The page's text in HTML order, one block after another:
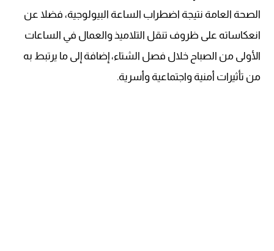
الصحة العامة نتيجة اضطراب الساعة البيولوجية، فضلا عن
انعكاساته على ظروف تنقل التلاميذ والعمال في الساعات
الأولى من الصباح خلال فصل الشتاء، إضافة إلى ما يرتبط به
من تأثيرات أمنية واجتماعية وأسرية.